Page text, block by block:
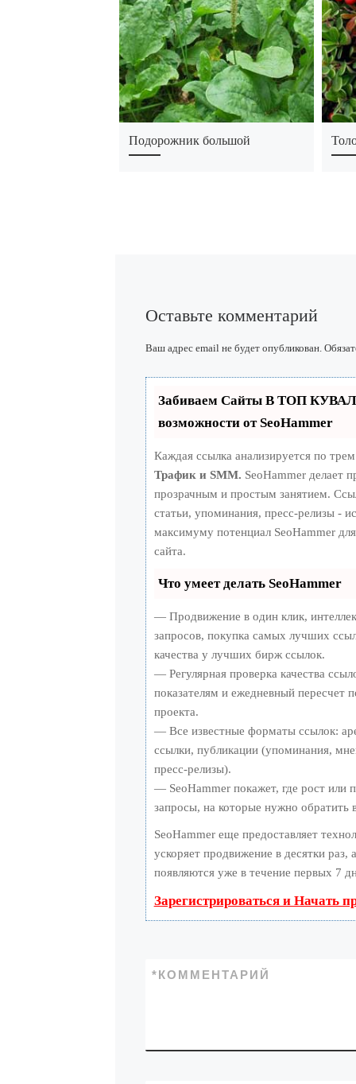
Подорожник большой
Оставьте комментарий
Ваш адрес email не будет опубликован.
Забиваем Сайты В ТОП
возможности от SeoHammer
Каждая ссылка анализируется по
Трафик и SMM. SeoHammer делает
прозрачным и простым занятием.
статьи, упоминания, пресс-релизы -
максимуму потенциал SeoHammer
сайта.
Что умеет делать SeoHammer
— Продвижение в один клик,
запросов, покупка самых лучших
качества у лучших бирж ссылок.
— Регулярная проверка качества
показателям и ежедневный пересчет
проекта.
— Все известные форматы ссылок:
ссылки, публикации (упоминания,
пресс-релизы).
— SeoHammer покажет, где рост или
запросы, на которые нужно обратить
SeoHammer еще предоставляет
ускоряет продвижение в десятки раз,
появляются уже в течение первых 7
Зарегистрироваться и Начать
КОММЕНТАРИЙ
*